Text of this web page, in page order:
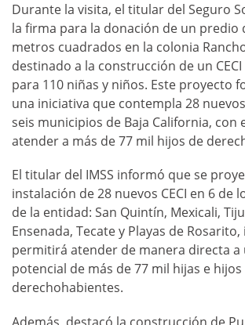
Durante la visita, el titular del Seguro
la firma para la donación de un predio
metros cuadrados en la colonia
destinado a la construcción de un
para 110 niñas y niños. Este proyecto
una iniciativa que contempla 28
seis municipios de Baja California, con
atender a más de 77 mil hijos de
El titular del IMSS informó que se
instalación de 28 nuevos CECI en 6 de
de la entidad: San Quintín, Mexicali,
Ensenada, Tecate y Playas de
permitirá atender de manera directa a
potencial de más de 77 mil hijas e hijos
derechohabientes.